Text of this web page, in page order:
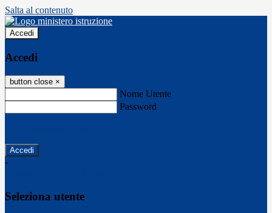
Salta al contenuto
Accedi
Accedi
button close ×
Nome Utente
Password
-
Seleziona utente